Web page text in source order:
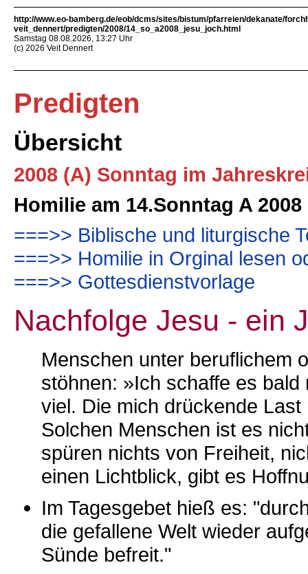
http://www.eo-bamberg.de/eob/dcms/sites/bistum/pfarreien/dekanate/
veit_dennert/predigten/2008/14_so_a2008_jesu_joch.html
Samstag 08.08.2026, 13:27 Uhr
(c) 2026 Veit Dennert
Predigten
Übersicht
2008 (A) Sonntag im
Homilie am 14.Sonntag A
===>> Biblische und liturgische
===>> Homilie in Orginal lesen
===>> Gottesdienstvorlage
Nachfolge Jesu - ein
Menschen unter beruflichem
stöhnen: »Ich schaffe es
viel. Die mich drückende
Solchen Menschen ist es
spüren nichts von Freiheit,
einen Lichtblick, gibt es
Im Tagesgebet hieß es:
die gefallene Welt wieder
Sünde befreit."